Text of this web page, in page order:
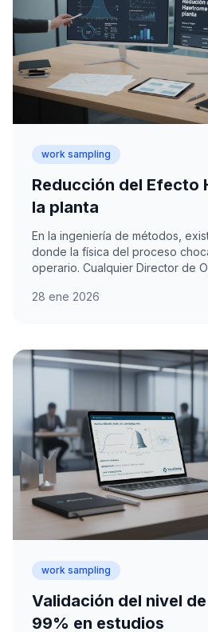
work sampling
Reducción del Efecto
la planta
En la ingeniería de métodos,
donde la física del proceso
operario. Cualquier Director de
28 ene 2026
work sampling
Validación del nivel
99% en estudios